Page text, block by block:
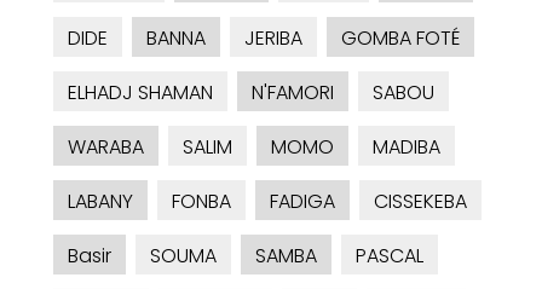
DIDE
BANNA JERIBA
GOMBA FOTÉ
ELHADJ SHAMAN
N'FAMORI
SABOU
WARABA
SALIM MOMO
MADIBA
LABANY
FONBA FADIGA
CISSEKEBA
Basir
SOUMA SAMBA
PASCAL